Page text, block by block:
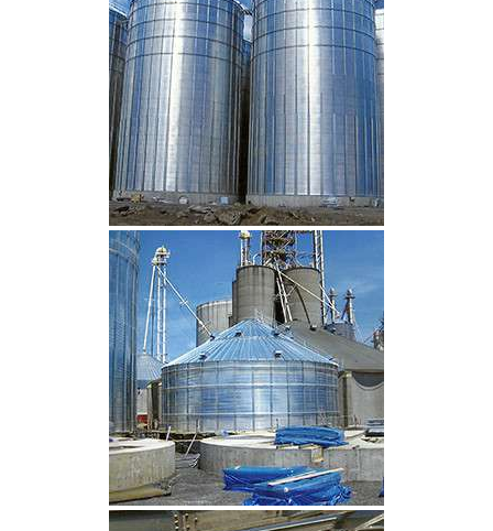
CLIQUEZ POUR AGRANDIR
CLIQUEZ POUR AGRANDIR